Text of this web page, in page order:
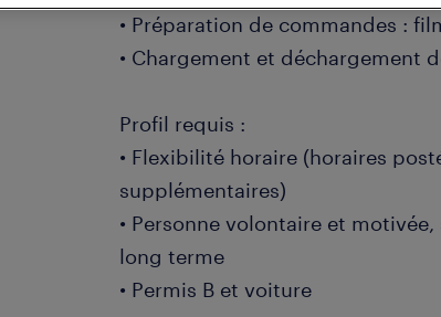
• Préparation de commandes :
• Chargement et déchargement
Profil requis :
• Flexibilité horaire (horaires
supplémentaires)
• Personne volontaire et
long terme
• Permis B et voiture